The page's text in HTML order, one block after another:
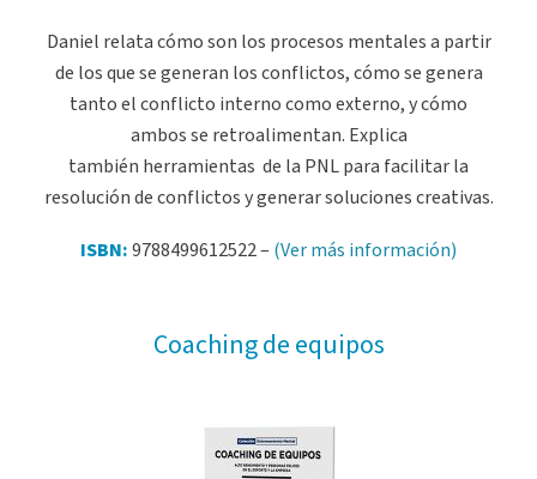
Daniel relata cómo son los procesos mentales a partir
de los que se generan los conflictos, cómo se genera
tanto el conflicto interno como externo, y cómo
ambos se retroalimentan. Explica
también herramientas de la PNL para facilitar la
resolución de conflictos y generar soluciones creativas.
ISBN:9788499612522 – (Ver más información)
Coaching de equipos